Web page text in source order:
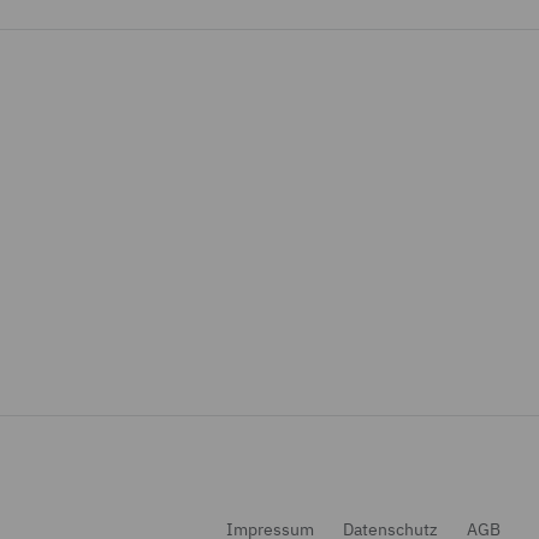
Impressum Datenschutz AGB